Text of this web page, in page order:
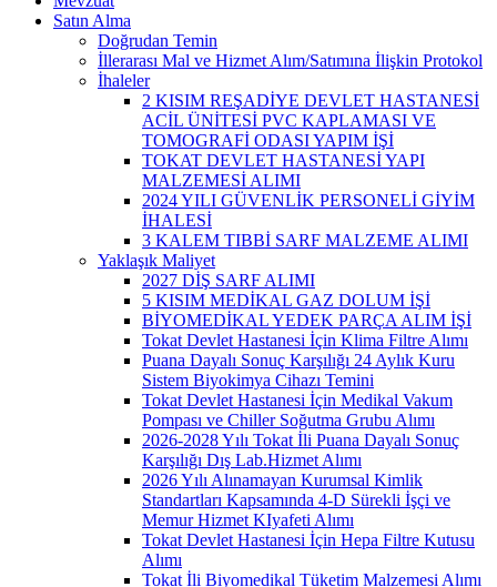
Satın Alma
Doğrudan Temin
İllerarası Mal ve Hizmet Alım/Satımına İlişkin Protokol
İhaleler
2 KISIM REŞADİYE DEVLET HASTANESİ
ACİL ÜNİTESİ PVC KAPLAMASI VE
TOMOGRAFİ ODASI YAPIM İŞİ
TOKAT DEVLET HASTANESİ YAPI
MALZEMESİ ALIMI
2024 YILI GÜVENLİK PERSONELİ GİYİM
İHALESİ
3 KALEM TIBBİ SARF MALZEME ALIMI
Yaklaşık Maliyet
2027 DİŞ SARF ALIMI
5 KISIM MEDİKAL GAZ DOLUM İŞİ
BİYOMEDİKAL YEDEK PARÇA ALIM İŞİ
Tokat Devlet Hastanesi İçin Klima Filtre Alımı
Puana Dayalı Sonuç Karşılığı 24 Aylık Kuru
Sistem Biyokimya Cihazı Temini
Tokat Devlet Hastanesi İçin Medikal Vakum
Pompası ve Chiller Soğutma Grubu Alımı
2026-2028 Yılı Tokat İli Puana Dayalı Sonuç
Karşılığı Dış Lab.Hizmet Alımı
2026 Yılı Alınamayan Kurumsal Kimlik
Standartları Kapsamında 4-D Sürekli İşçi ve
Memur Hizmet KIyafeti Alımı
Tokat Devlet Hastanesi İçin Hepa Filtre Kutusu
Alımı
Tokat İli Biyomedikal Tüketim Malzemesi Alımı